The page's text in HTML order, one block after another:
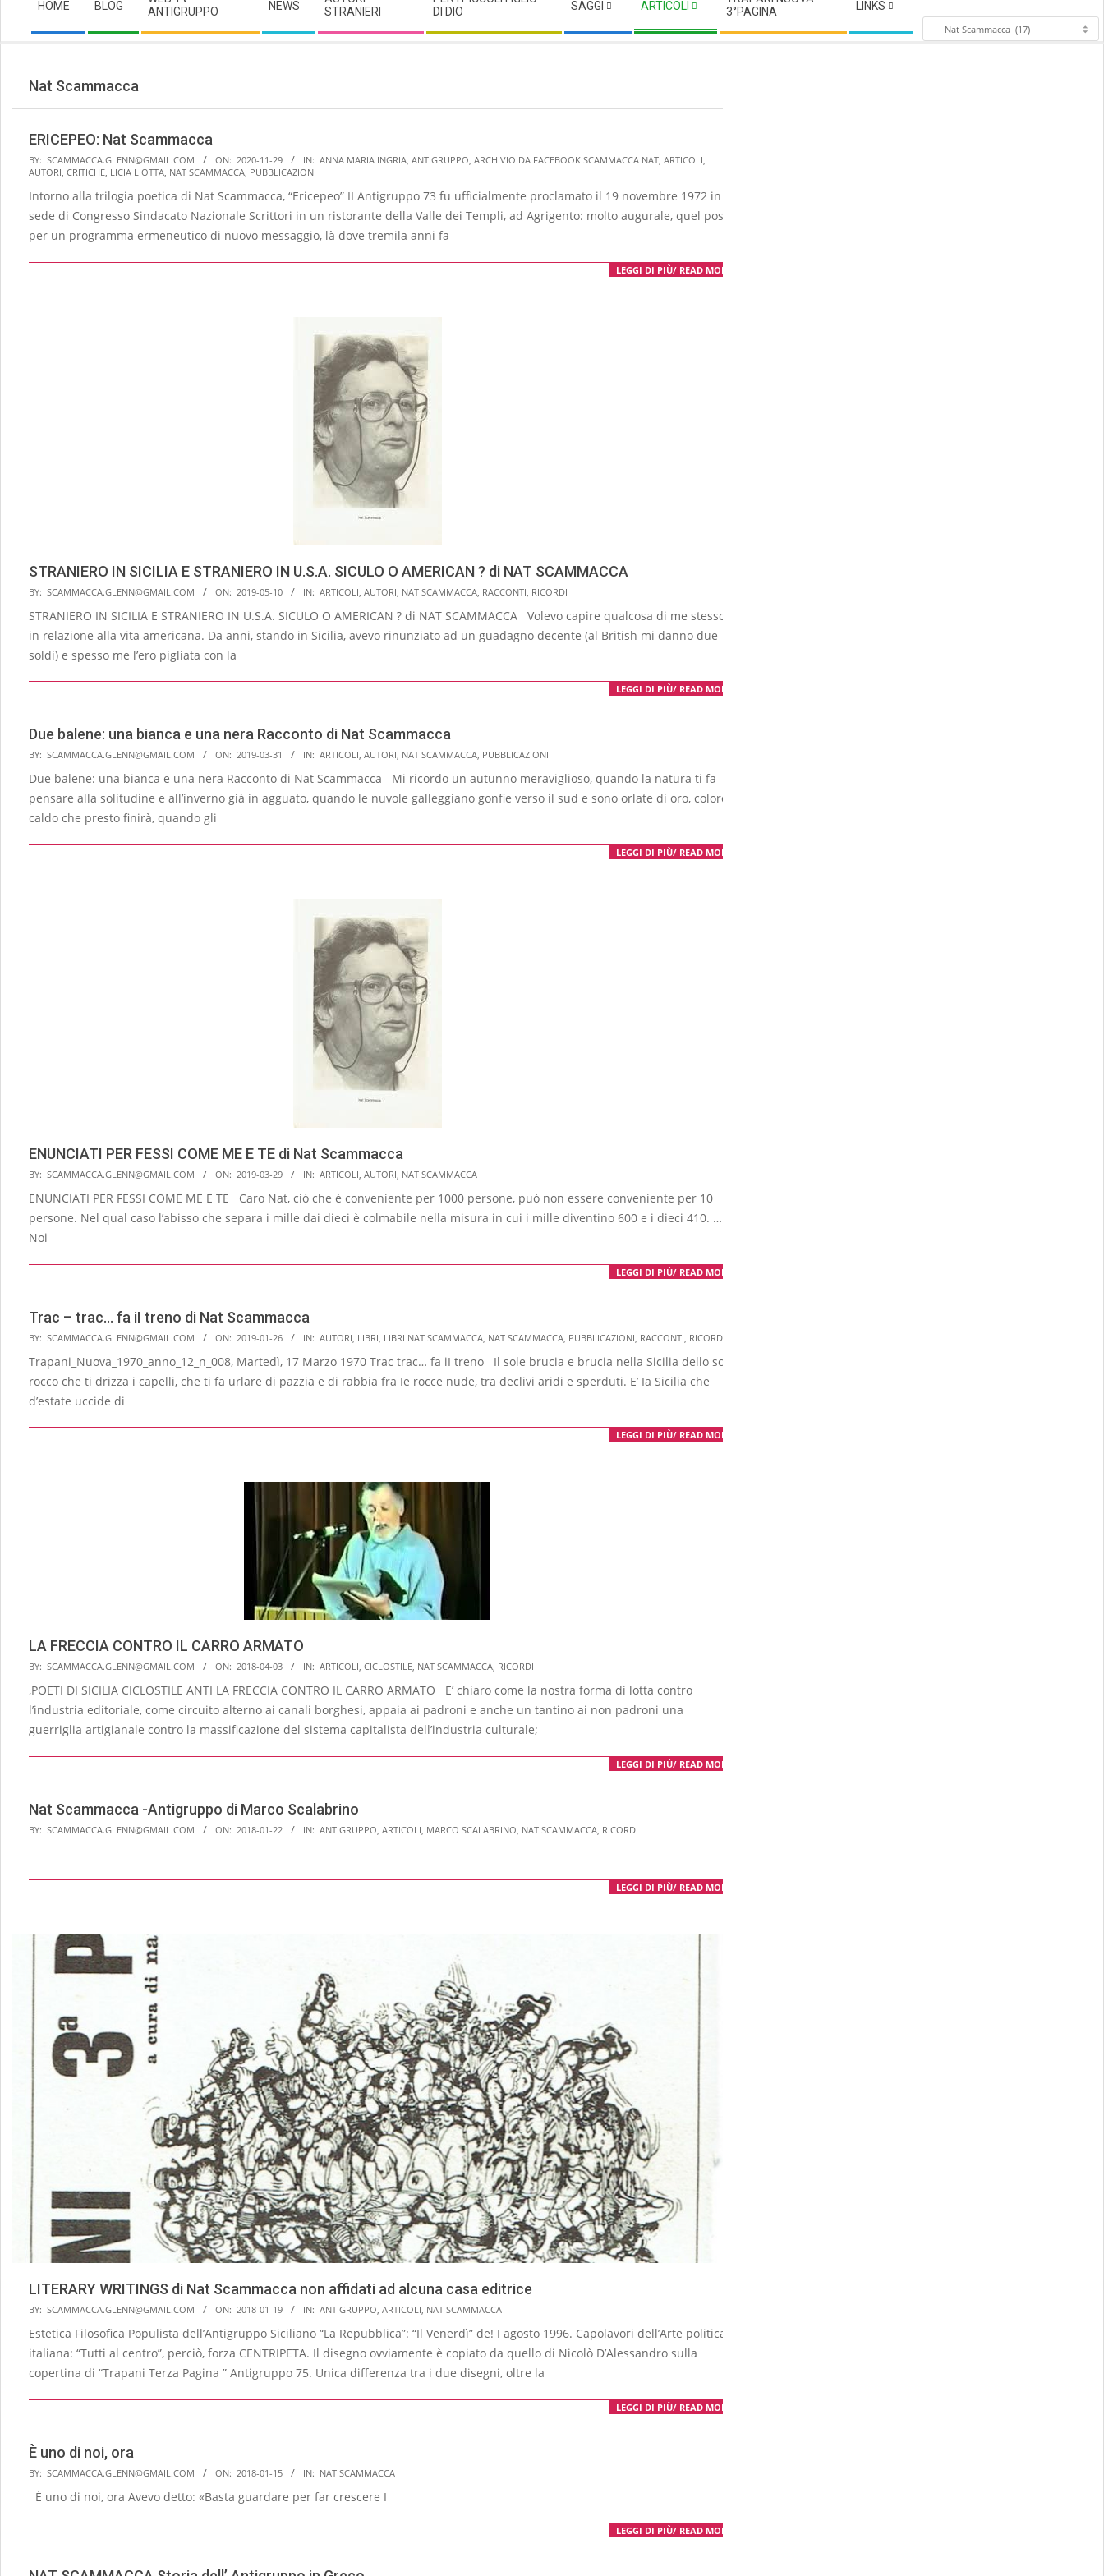
Navigation
Menu
HOME BLOG
ANTIGRUPPO
NEWS
STRANIERI
DI DIO
SAGGI ARTICOLI
3°PAGINA
LINKS
Categoria
Nat Scammacca
ERICEPEO: Nat Scammacca
2020-
11-
29
BY: SCAMMACCA.GLENN@GMAIL.COM ON: 2020-11-29 IN: ANNA MARIA INGRIA, ANTIGRUPPO, ARCHIVIO DA FACEBOOK SCAMMACCA NAT, ARTICOLI,
AUTORI, CRITICHE, LICIA LIOTTA, NAT SCAMMACCA, PUBBLICAZIONI
Intorno alla trilogia poetica di Nat Scammacca, “Ericepeo” II Antigruppo 73 fu ufficialmente proclamato il 19 novembre 1972 in
sede di Congresso Sindacato Nazionale Scrittori in un ristorante della Valle dei Templi, ad Agrigento: molto augurale, quel posto,
per un programma ermeneutico di nuovo messaggio, là dove tremila anni fa
LEGGI DI PIÙ/ READ MORE
STRANIERO IN SICILIA E STRANIERO IN U.S.A. SICULO O AMERICAN ? di NAT SCAMMACCA
2019-
05-
10
BY: SCAMMACCA.GLENN@GMAIL.COM ON: 2019-05-10 IN: ARTICOLI AUTORI NAT SCAMMACCA RACCONTI RICORDI
STRANIERO IN SICILIA E STRANIERO IN U.S.A. SICULO O AMERICAN ? di NAT SCAMMACCA Volevo capire qualcosa di me stesso
in relazione alla vita americana. Da anni, stando in Sicilia, avevo rinunziato ad un guadagno decente (al British mi danno due
soldi) e spesso me l’ero pigliata con la
LEGGI DI PIÙ/ READ MORE
Due balene: una bianca e una nera Racconto di Nat Scammacca
2019-
03-
31
BY: SCAMMACCA.GLENN@GMAIL.COM ON: 2019-03-31 IN: ARTICOLI, AUTORI, NAT SCAMMACCA, PUBBLICAZIONI
Due balene: una bianca e una nera Racconto di Nat Scammacca Mi ricordo un autunno meravi­glioso, quando la natura ti fa
pen­sare alla solitudine e all’inverno già in agguato, quando le nuvole gal­leggiano gonfie verso il sud e sono orlate di oro, colore
caldo che pre­sto finirà, quando gli
LEGGI DI PIÙ/ READ MORE
ENUNCIATI PER FESSI COME ME E TE di Nat Scammacca
2019-
03-
29
BY: SCAMMACCA.GLENN@GMAIL.COM ON: 2019-03-29 IN: ARTICOLI AUTORI NAT SCAMMACCA
ENUNCIATI PER FESSI COME ME E TE Caro Nat, ciò che è conveniente per 1000 persone, può non es­sere conveniente per 10
persone. Nel qual caso l’abis­so che separa i mille dai dieci è colmabile nella mi­sura in cui i mille diventi­no 600 e i dieci 410. …
Noi
LEGGI DI PIÙ/ READ MORE
Trac – trac… fa iI treno di Nat Scammacca
2019-
01-
BY: SCAMMACCA.GLENN@GMAIL.COM ON: 2019-01-26 IN: AUTORI LIBRI LIBRI NAT SCAMMACCA NAT SCAMMACCA PUBBLICAZIONI RACCONTI RICORDI
Trapani_Nuova_1970_anno_12_n_008, Martedì, 17 Marzo 1970 Trac trac… fa iI treno Il sole brucia e brucia nella Sicilia dello sci­
rocco che ti drizza i capelli, che ti fa urlare di paz­zia e di rabbia fra Ie rocce nude, tra declivi aridi e sperduti. E’ Ia Sicilia che
d’estate uccide di
LEGGI DI PIÙ/ READ MORE
LA FRECCIA CONTRO IL CARRO ARMATO
2018-
04-
03
BY: SCAMMACCA.GLENN@GMAIL.COM ON: 2018-04-03 IN: ARTICOLI, CICLOSTILE, NAT SCAMMACCA, RICORDI
,POETI DI SICILIA CICLOSTILE ANTI LA FRECCIA CONTRO IL CARRO ARMATO E’ chiaro come la nostra forma di lotta contro
l’industria editoriale, come circuito alterno ai canali borghesi, appaia ai padroni e anche un tantino ai non padroni una
guerriglia artigianale contro la massificazione del sistema capitalista dell’industria culturale;
LEGGI DI PIÙ/ READ MORE
Nat Scammacca -Antigruppo di Marco Scalabrino
2018-
BY: SCAMMACCA.GLENN@GMAIL.COM ON: 2018-01-22 IN: ANTIGRUPPO ARTICOLI MARCO SCALABRINO NAT SCAMMACCA RICORDI
LEGGI DI PIÙ/ READ MORE
LITERARY WRITINGS di Nat Scammacca non affidati ad alcuna casa editrice
2018-
01-
19
BY: SCAMMACCA.GLENN@GMAIL.COM ON: 2018-01-19 IN: ANTIGRUPPO ARTICOLI NAT SCAMMACCA
Estetica Filosofica Populista dell’Antigruppo Siciliano “La Repubblica”: “Il Venerdì” de! I agosto 1996. Capolavori dell’Arte politica
italiana: “Tutti al centro”, perciò, forza CENTRIPETA. Il disegno ovviamente è copiato da quello di Nicolò D’Alessandro sulla
copertina di “Trapani Terza Pagina ” Antigruppo 75. Unica differenza tra i due disegni, oltre la
LEGGI DI PIÙ/ READ MORE
È uno di noi, ora
2018-
01-
BY: SCAMMACCA.GLENN@GMAIL.COM ON: 2018-01-15 IN: NAT SCAMMACCA
È uno di noi, ora Avevo detto: «Basta guardare per far crescere I
LEGGI DI PIÙ/ READ MORE